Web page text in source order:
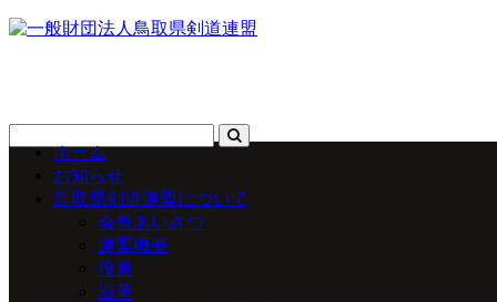
ホーム
お知らせ
鳥取県剣道連盟について
会長あいさつ
連盟概要
役員
沿革